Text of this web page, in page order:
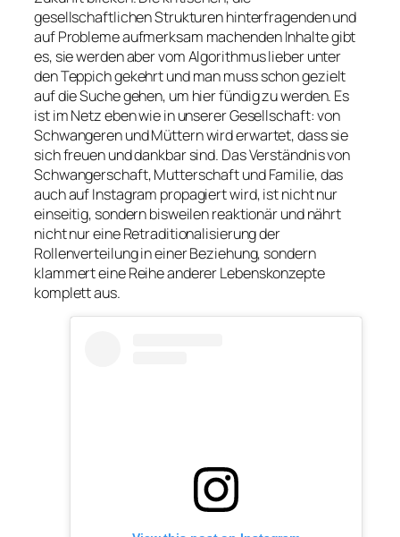
gesellschaftlichen Strukturen hinterfragenden und
auf Probleme aufmerksam machenden Inhalte gibt
es, sie werden aber vom Algorithmus lieber unter
den Teppich gekehrt und man muss schon gezielt
auf die Suche gehen, um hier fündig zu werden. Es
ist im Netz eben wie in unserer Gesellschaft: von
Schwangeren und Müttern wird erwartet, dass sie
sich freuen und dankbar sind. Das Verständnis von
Schwangerschaft, Mutterschaft und Familie, das
auch auf Instagram propagiert wird, ist nicht nur
einseitig, sondern bisweilen reaktionär und nährt
nicht nur eine Retraditionalisierung der
Rollenverteilung in einer Beziehung, sondern
klammert eine Reihe anderer Lebenskonzepte
komplett aus.